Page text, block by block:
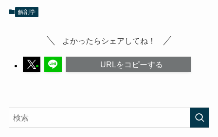
解剖学
よかったらシェアしてね！
URLをコピーする